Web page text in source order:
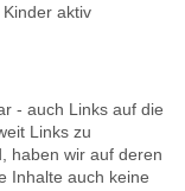
aktiv
- auch Links auf die
Links zu
haben wir auf deren
Inhalte auch keine